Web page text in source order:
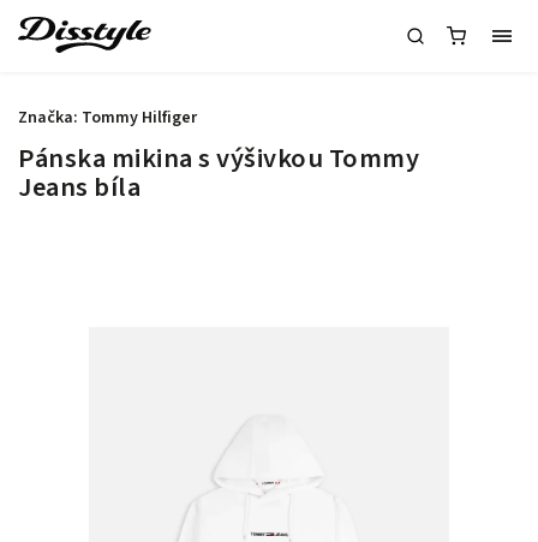
Pánska mikina s výšivkou Tommy
Jeans bíla
Značka: Tommy Hilfiger